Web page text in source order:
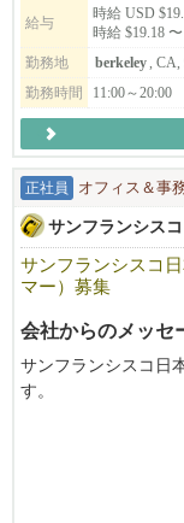
*応募の際は、必ず
語/英語どちらでもOK
ご応募いただいた内
のみ、5日以内に弊社
見送らせていただい
【赴任までのプロセ
1.履歴書送付（書類審
2.Zoom及び対面での
3.採用決定
4.ビザ資料集め
給与
時給 USD
時給 $19.18 〜
勤務地
berkeley ,
勤務時間
11:00～20:00
正社員 オフィス＆事
サンフランシス
サンフランシスコ
マー）募集
会社からのメッセ
サンフランシスコ日
す。